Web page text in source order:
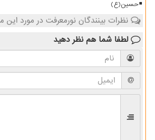
حسین(ع)
نظرات بینندگان نورمعرفت در مورد
لطفا شما هم نظر دهید